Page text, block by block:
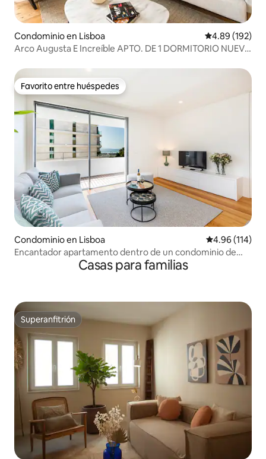
Condominio en Lisboa Calificación
4.89 (192)
Arco Augusta E Increíble APTO. DE 1 DORMITORIO NUEVO
Favorito entre huéspedes
Favorito entre huéspedes
Condominio en Lisboa Calificación
4.96 (114)
Encantador apartamento dentro de un condominio de
Casas para familias
Superanfitrión
Superanfitrión